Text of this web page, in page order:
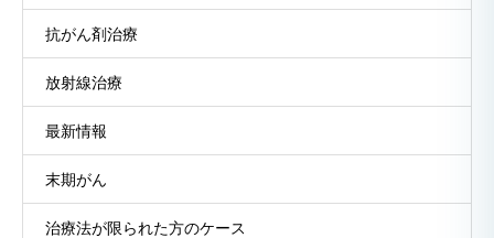
抗がん剤治療
放射線治療
最新情報
末期がん
治療法が限られた方のケース